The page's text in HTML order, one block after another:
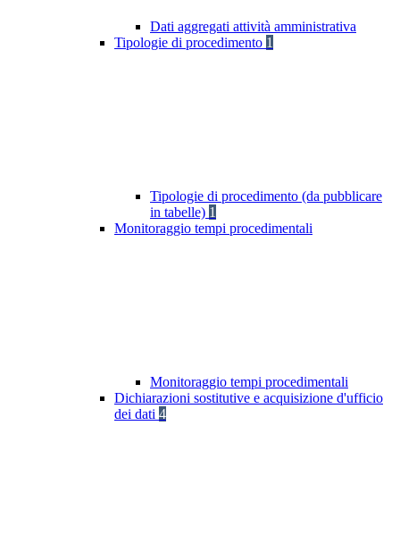
Dati aggregati attività amministrativa
Tipologie di procedimento 1
Tipologie di procedimento (da pubblicare
in tabelle) 1
Monitoraggio tempi procedimentali
Monitoraggio tempi procedimentali
Dichiarazioni sostitutive e acquisizione d'ufficio
dei dati 4